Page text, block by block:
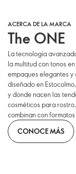
ACERCA DE LA MARCA
The ONE
La tecnología
la multitud con tonos
empaques elegantes y
diseñado en
y donde nacen las
cosméticos para
combinan con
CONOCE MÁS